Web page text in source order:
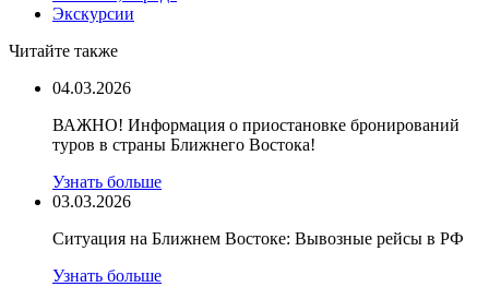
Экскурсии
Читайте также
04.03.2026
ВАЖНО! Информация о приостановке бронирований
туров в страны Ближнего Востока!
Узнать больше
03.03.2026
Ситуация на Ближнем Востоке: Вывозные рейсы в РФ
Узнать больше